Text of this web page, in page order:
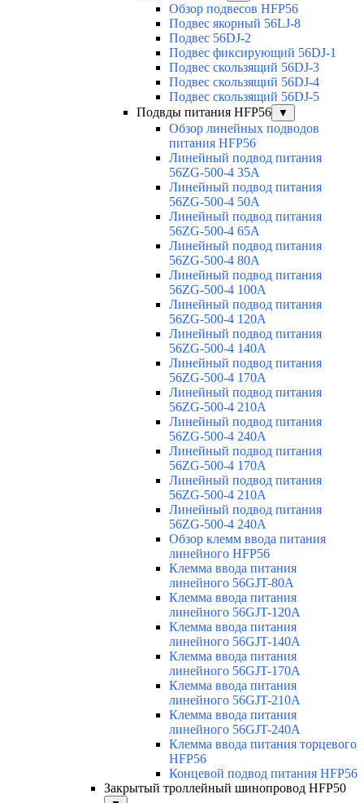
Обзор подвесов HFP56
Подвес якорный 56LJ-8
Подвес 56DJ-2
Подвес фиксирующий 56DJ-1
Подвес скользящий 56DJ-3
Подвес скользящий 56DJ-4
Подвес скользящий 56DJ-5
Подвды питания HFP56
▼
Обзор линейных подводов
питания HFP56
Линейный подвод питания
56ZG-500-4 35A
Линейный подвод питания
56ZG-500-4 50A
Линейный подвод питания
56ZG-500-4 65A
Линейный подвод питания
56ZG-500-4 80A
Линейный подвод питания
56ZG-500-4 100A
Линейный подвод питания
56ZG-500-4 120A
Линейный подвод питания
56ZG-500-4 140A
Линейный подвод питания
56ZG-500-4 170A
Линейный подвод питания
56ZG-500-4 210A
Линейный подвод питания
56ZG-500-4 240A
Линейный подвод питания
56ZG-500-4 170A
Линейный подвод питания
56ZG-500-4 210A
Линейный подвод питания
56ZG-500-4 240A
Обзор клемм ввода питания
линейного HFP56
Клемма ввода питания
линейного 56GJT-80A
Клемма ввода питания
линейного 56GJT-120A
Клемма ввода питания
линейного 56GJT-140A
Клемма ввода питания
линейного 56GJT-170A
Клемма ввода питания
линейного 56GJT-210A
Клемма ввода питания
линейного 56GJT-240A
Клемма ввода питания торцевого
HFP56
Концевой подвод питания HFP56
Закрытый троллейный шинопровод HFP50